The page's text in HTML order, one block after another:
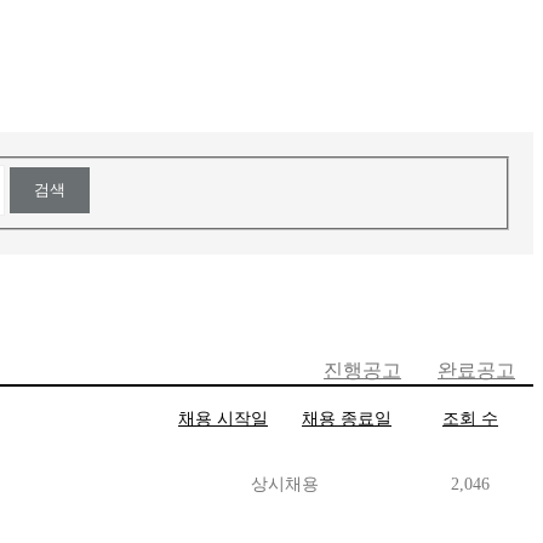
검색
진행공고 완료공고
채용 시작일 채용 종료일 조회 수
상시채용 2,046